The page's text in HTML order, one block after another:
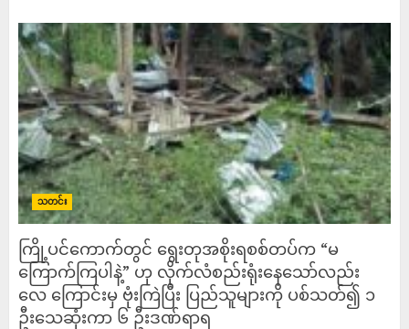
သတင်း
ကြို့ပင်ကောက်တွင် ရွေးတုအစိုးရစစ်တပ်က “မ
ကြောက်ကြပါနဲ့” ဟု လိုက်လံစည်းရုံးနေသော်လည်း
လေ ကြောင်းမှ ဗုံးကြဲပြီး ပြည်သူများကို ပစ်သတ်၍ ၁
ဦးသေဆုံးကာ ၆ ဦးဒဏ်ရာရ